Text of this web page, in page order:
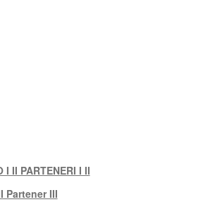
I II PARTENERI I II
Partener III